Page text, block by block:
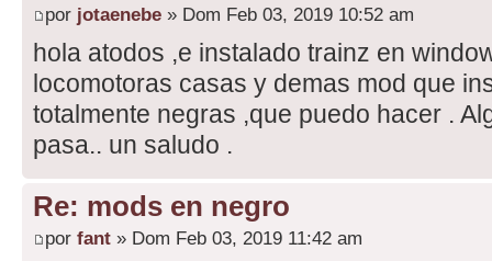
por jotaenebe » Dom Feb 03, 2019 10:52 am
hola atodos ,e instalado trainz en
locomotoras casas y demas mod que
totalmente negras ,que puedo hacer .
pasa.. un saludo .
Re: mods en negro
por fant » Dom Feb 03, 2019 11:42 am